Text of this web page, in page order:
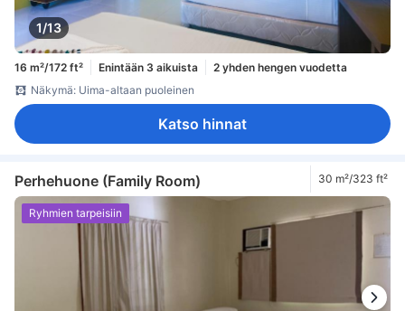
1/13
16 m²/172 ft² Enintään 3 aikuista
2 yhden hengen vuodetta
Näkymä: Uima-altaan puoleinen
Katso hinnat
Perhehuone (Family Room) 30 m²/323 ft²
Ryhmien tarpeisiin